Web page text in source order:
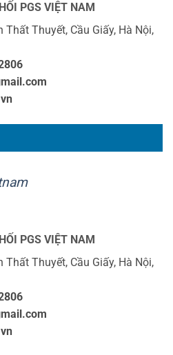
PGS VIỆT NAM
Thuyết, Cầu Giấy, Hà Nội,
PGS VIỆT NAM
Thuyết, Cầu Giấy, Hà Nội,